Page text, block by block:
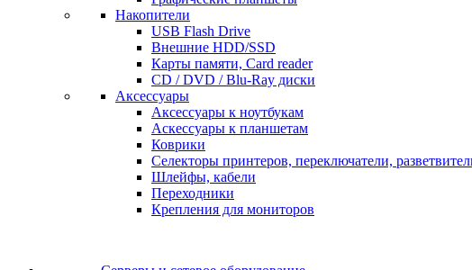
Накопители
USB Flash Drive
Внешние HDD/SSD
Карты памяти, Card reader
CD / DVD / Blu-Ray диски
Аксессуары
Аксессуары к ноутбукам
Аскессуары к планшетам
Коврики
Селекторы принтеров, переключатели,
Шлейфы, кабели
Переходники
Крепления для мониторов